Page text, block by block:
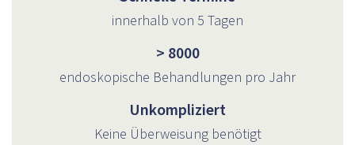
innerhalb von 5 Tagen
> 8000
endoskopische Behandlungen pro Jahr
Unkompliziert
Keine Überweisung benötigt